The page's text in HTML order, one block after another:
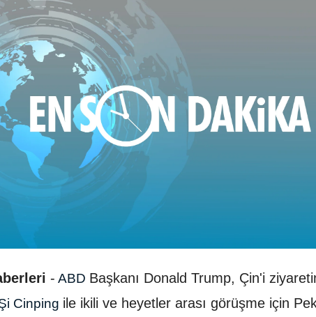
- ABD Başkanı Donald Trump, Çin'i
Cinping ile ikili ve heyetler arası görüşme için